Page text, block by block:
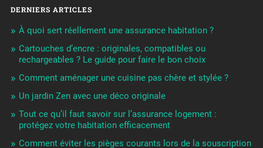
DERNIERS ARTICLES
À quoi sert réellement une assurance habitation ?
Cartouches d’encre : originales, compatibles ou
rechargeables ? Le guide pour faire le bon choix
Comment aménager une cuisine pas chère et stylée ?
Un jardin Zen avec une déco originale
Tout ce qu’il faut savoir sur l’assurance logement :
protégez votre habitation efficacement
Comment éviter les pièges courants lors de la souscription